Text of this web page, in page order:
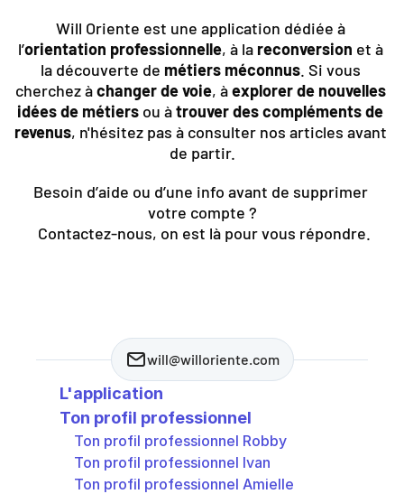
Will Oriente est une application dédiée à
l’orientation professionnelle, à la reconversion et à
la découverte de métiers méconnus. Si vous
cherchez à changer de voie, à explorer de nouvelles
idées de métiers ou à trouver des compléments de
revenus, n'hésitez pas à consulter nos articles avant
de partir.
Besoin d’aide ou d’une info avant de supprimer
votre compte ?
Contactez-nous, on est là pour vous répondre.
will@willoriente.com
L'application
Ton profil professionnel
Ton profil professionnel Robby
Ton profil professionnel Ivan
Ton profil professionnel Amielle